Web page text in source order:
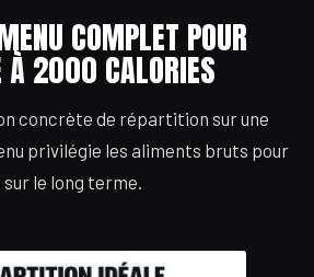
COMPLET POUR
À 2000 CALORIES
concrète de répartition sur une
privilégie les aliments bruts pour
le long terme.